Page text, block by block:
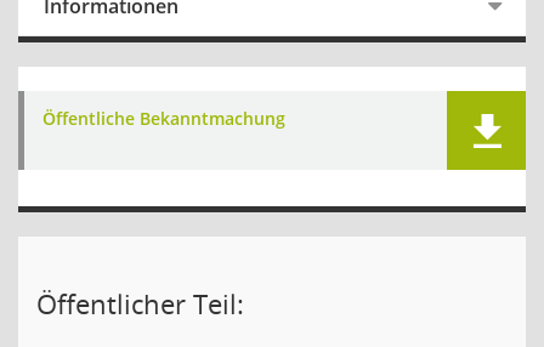
Informationen
Öffentliche Bekanntmachung
Öffentlicher Teil: